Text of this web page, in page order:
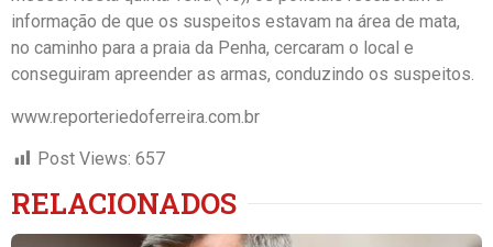
informação de que os suspeitos estavam na área de mata,
no caminho para a praia da Penha, cercaram o local e
conseguiram apreender as armas, conduzindo os suspeitos.
www.reporteriedoferreira.com.br
Post Views: 657
RELACIONADOS